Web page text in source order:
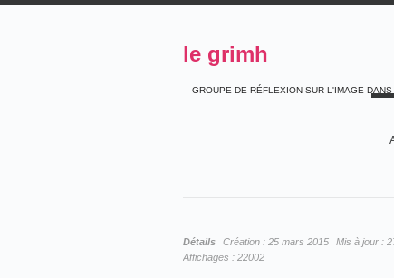
le grimh
GROUPE DE RÉFLEXION SUR L'IMAGE
Détails Création : 25 mars 2015 Mis à jour :
Affichages : 22002